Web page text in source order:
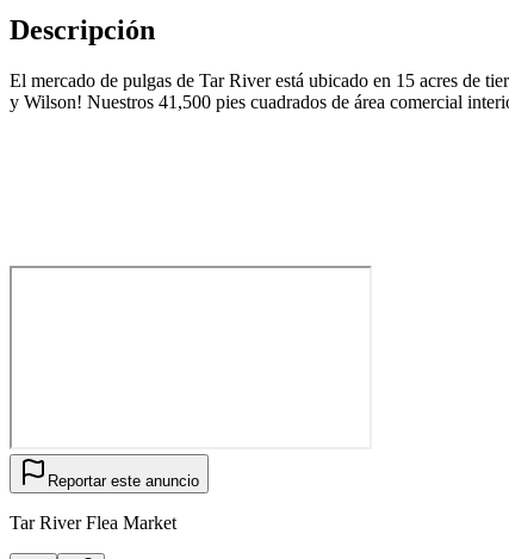
Descripción
El mercado de pulgas de Tar River está ubicado en 15 acres de
y Wilson! Nuestros 41,500 pies cuadrados de área comercial
Reportar este anuncio
Tar River Flea Market